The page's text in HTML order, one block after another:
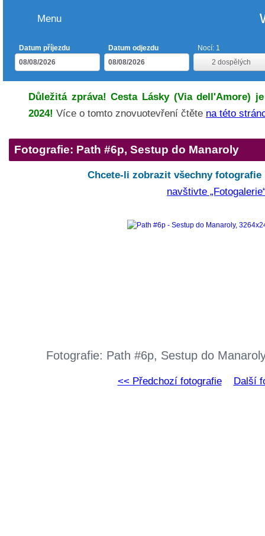
Menu
Datum příjezdu
Datum odjezdu
2 dospělých
Nocí: 1
Důležitá zpráva! Cesta Lásky (Via dell'Amore)
2024! Více o tomto znovuotevření čtěte na této
Fotografie: Path #6p, Sestup do Manaroly
Chcete-li zobrazit všechny fotografie
navštivte
Fotografie: Path #6p, Sestup do
<< Předchozí fotografie Další